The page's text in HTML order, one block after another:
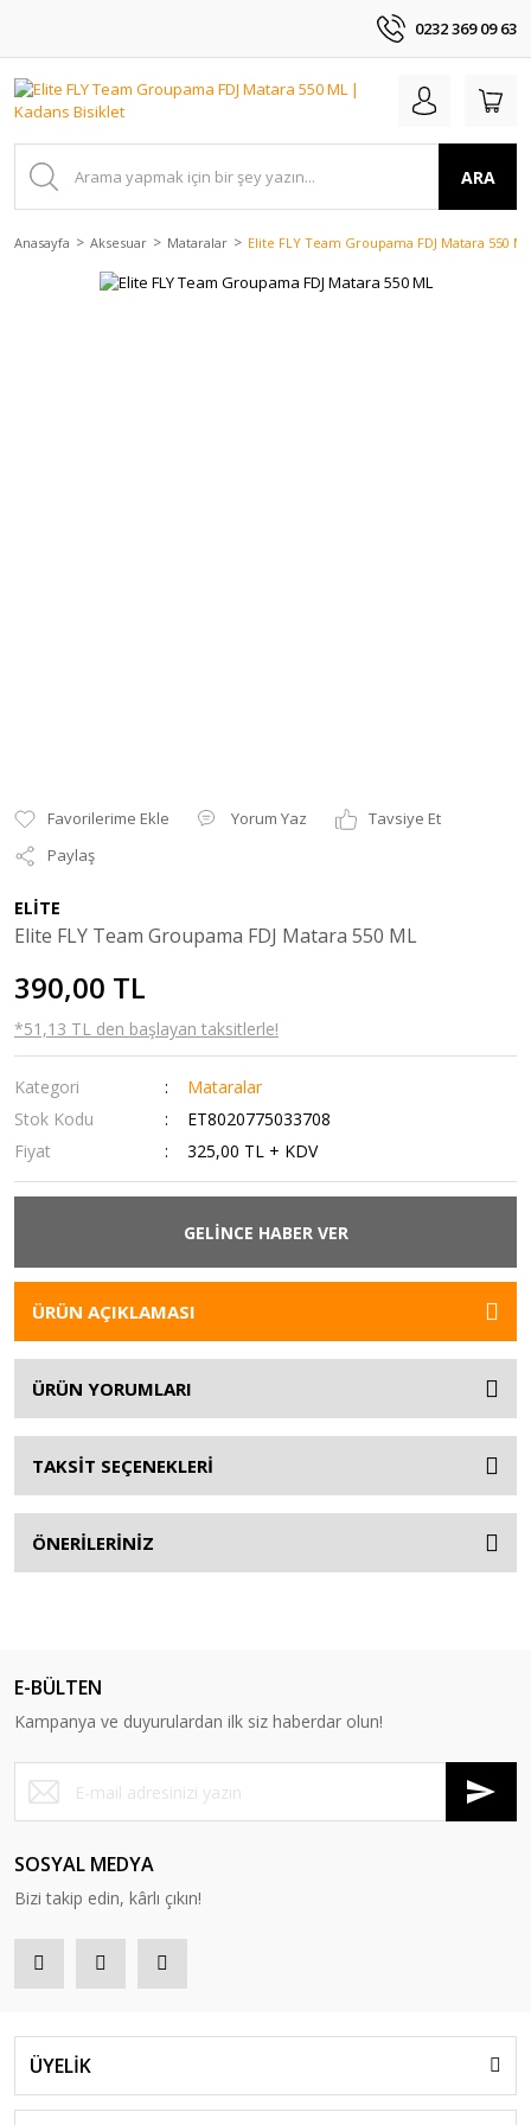
0232 369 09 63
ARA
Anasayfa Aksesuar Mataralar Elite FLY Team Groupama FDJ Matara 550 ML
Yorum Yaz
Tavsiye Et
Paylaş
ELİTE
Elite FLY Team Groupama FDJ Matara 550 ML
390,00 TL
*51,13 TL den başlayan taksitlerle!
Kategori
Mataralar
Stok Kodu
ET8020775033708
Fiyat
325,00 TL + KDV
GELİNCE HABER VER
ÜRÜN AÇIKLAMASI
ÜRÜN YORUMLARI
TAKSİT SEÇENEKLERİ
ÖNERİLERİNİZ
E-BÜLTEN
Kampanya ve duyurulardan ilk siz haberdar olun!
SOSYAL MEDYA
Bizi takip edin, kârlı çıkın!
ÜYELİK